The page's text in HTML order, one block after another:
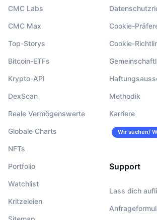
CMC Labs
CMC Max
Top-Storys
Bitcoin-ETFs
Krypto-API
DexScan
Reale Vermögenswerte
Globale Charts
NFTs
Portfolio
Watchlist
Kritzeleien
Cookie-
Cookie-
Methodik
Karriere
Wir suchen/
Support
Lass dich